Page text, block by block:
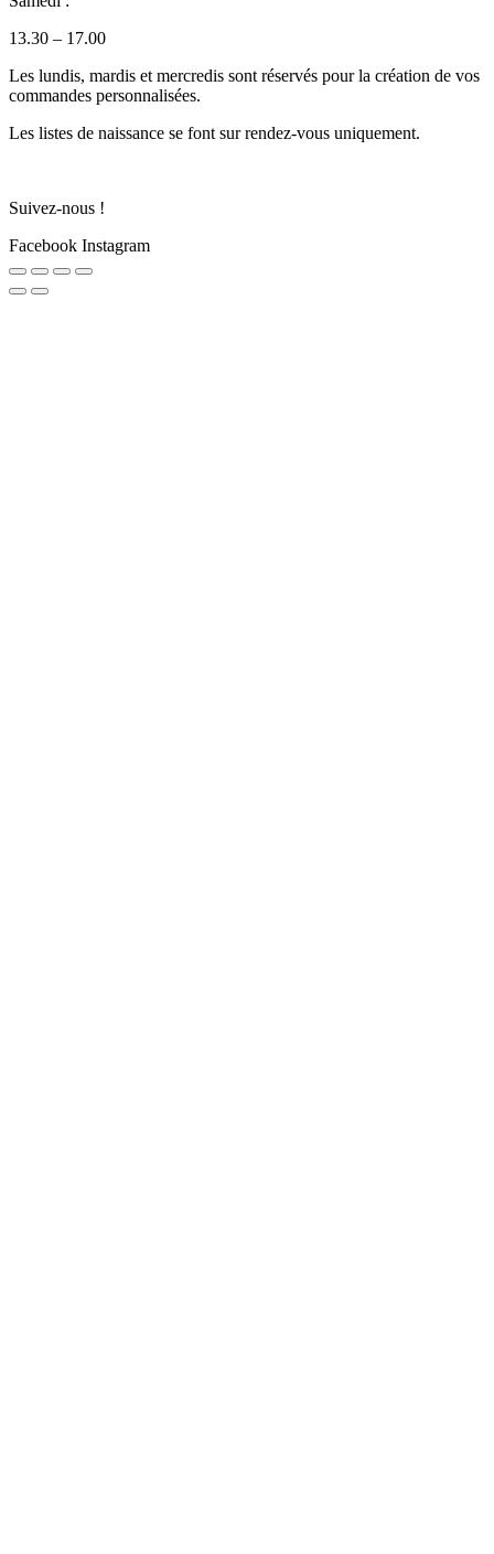
13.30 – 17.00
Les lundis, mardis et mercredis sont réservés pour la création de vos
commandes personnalisées.
Les listes de naissance se font sur rendez-vous uniquement.
Suivez-nous !
Facebook Instagram